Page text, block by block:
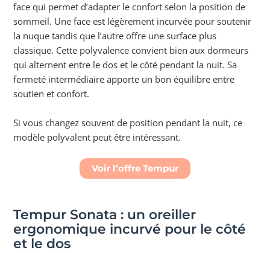
face qui permet d’adapter le confort selon la position de
sommeil. Une face est légèrement incurvée pour soutenir
la nuque tandis que l’autre offre une surface plus
classique. Cette polyvalence convient bien aux dormeurs
qui alternent entre le dos et le côté pendant la nuit. Sa
fermeté intermédiaire apporte un bon équilibre entre
soutien et confort.
Si vous changez souvent de position pendant la nuit, ce
modèle polyvalent peut être intéressant.
Voir l’offre Tempur
Tempur Sonata : un oreiller
ergonomique incurvé pour le côté
et le dos